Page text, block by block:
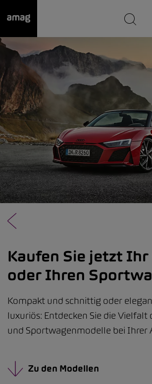
wurde als Ihre Garage
Kaufen Sie jetzt Ihr
oder Ihren
Kompakt und schnittig oder
luxuriös: Entdecken Sie die Vielfalt
und Sportwagenmodelle bei Ihrer
Zu den Modellen